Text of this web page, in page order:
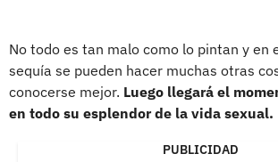
No todo es tan malo como lo pintan y en
sequía se pueden hacer muchas otras
conocerse mejor. Luego llegará el
en todo su esplendor de la vida sexual.
PUBLICIDAD